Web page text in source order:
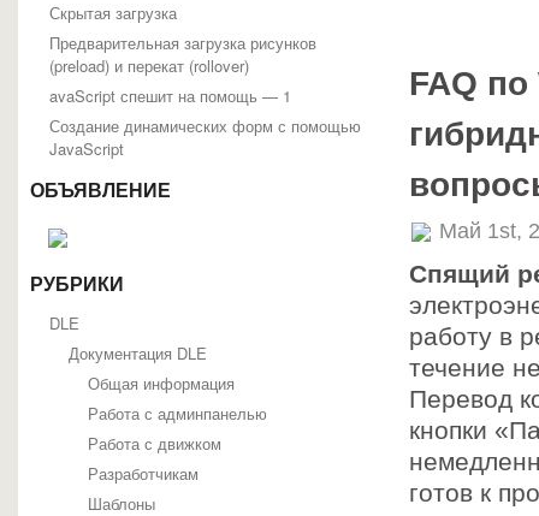
Скрытая загрузка
Предварительная загрузка рисунков
(preload) и перекат (rollover)
avaScript спешит на помощь — 1
Создание динамических форм с помощью
JavaScript
ОБЪЯВЛЕНИЕ
РУБРИКИ
DLE
Документация DLE
Общая информация
Работа с админпанелью
Работа с движком
Разработчикам
Шаблоны
FAQ
Май 1st,
Спящий
работу в
течение
Перевод
кнопки
готов к